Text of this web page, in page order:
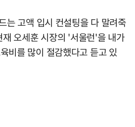
는 고액 입시 컨설팅을 다 말려죽
오세훈 시장의 '서울런'을 내가
비를 많이 절감했다고 듣고 있